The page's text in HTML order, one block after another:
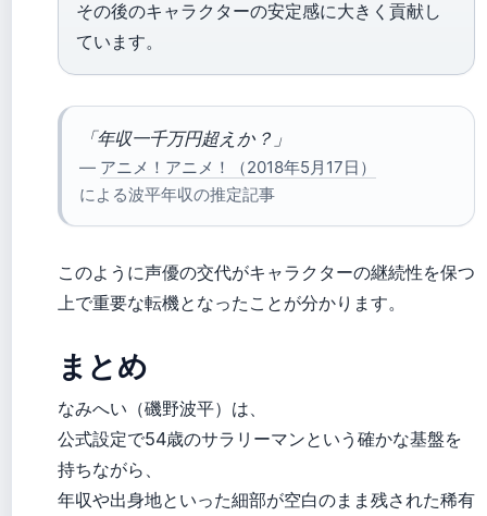
その後のキャラクターの安定感に大きく貢献し
ています。
「年収一千万円超えか？」
— アニメ！アニメ！（2018年5月17日）
による波平年収の推定記事
このように声優の交代がキャラクターの継続性を保つ
上で重要な転機となったことが分かります。
まとめ
なみへい（磯野波平）は、
公式設定で54歳のサラリーマンという確かな基盤を
持ちながら、
年収や出身地といった細部が空白のまま残された稀有